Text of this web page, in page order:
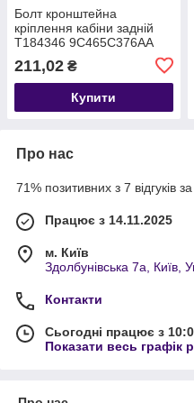
Болт кронштейна
кріплення кабіни задній
T184346 9C465C376AA
211,02 ₴
Купити
Про нас
71% позитивних з 7 відгуків за
Працює з 14.11.2025
м. Київ
Здолбунівська 7а, Київ,
Контакти
Сьогодні працює з
Показати весь графік